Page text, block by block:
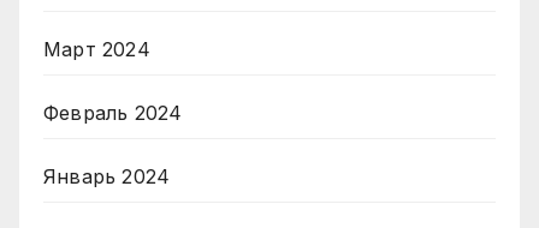
Март 2024
Февраль 2024
Январь 2024